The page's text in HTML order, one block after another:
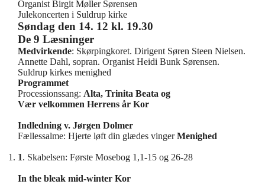
Organist Birgit Møller Sørensen
Julekoncerten i Suldrup kirke
Søndag den 14. 12 kl. 19.30
De 9 Læsninger
Medvirkende: Skørpingkoret. Dirigent Søren Steen Nielsen.
Annette Dahl, sopran. Organist Heidi Bunk Sørensen.
Suldrup kirkes menighed
Programmet
Processionssang: Alta, Trinita Beata og
Vær velkommen Herrens år Kor
Indledning v. Jørgen Dolmer
Fællessalme: Hjerte løft din glædes vingerMenighed
1. Skabelsen: Første Mosebog 1,1-15 og 26-28
In the bleak mid-winter Kor